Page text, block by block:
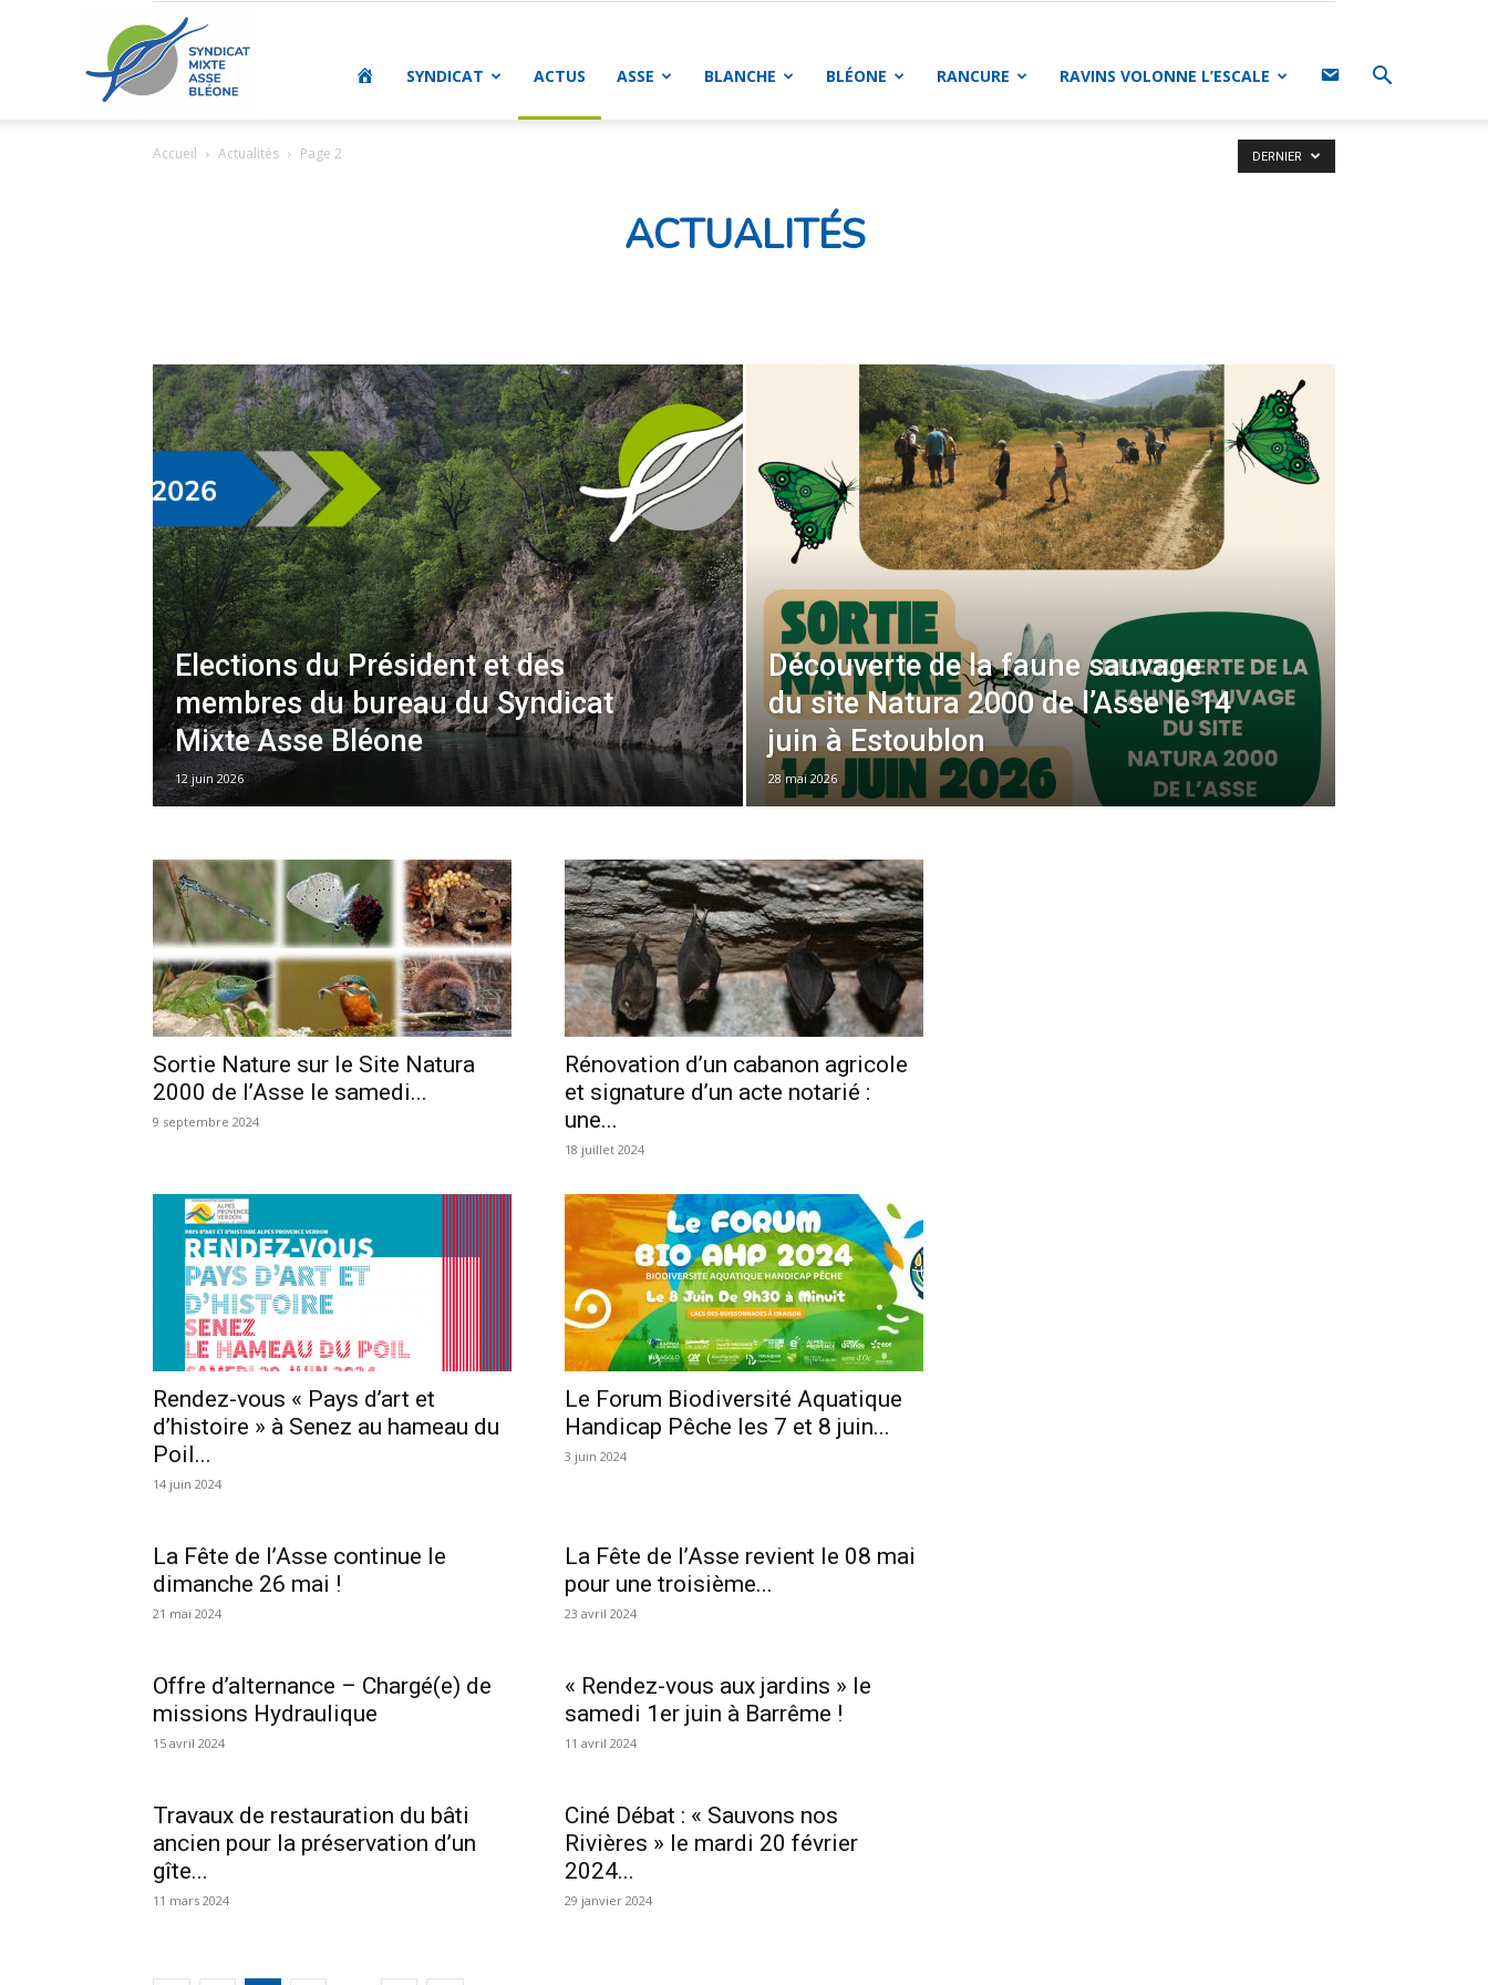
Mixte
Asse
Bléone
ACCUEIL
SYNDICAT ACTUS ASSE BLANCHE BLÉONE RANCURE RAVINS VOLONNE L’ESCALE CONTACT
Accueil Actualités Page 2
ACTUALITÉS
DERNIER
Elections du Président et des
membres du bureau du Syndicat
Mixte Asse Bléone
12 juin 2026
Découverte de la faune sauvage
du site Natura 2000 de l’Asse le 14
juin à Estoublon
28 mai 2026
Sortie Nature sur le Site Natura
2000 de l’Asse le samedi...
9 septembre 2024
Rénovation d’un cabanon agricole
et signature d’un acte notarié :
une...
18 juillet 2024
Rendez-vous « Pays d’art et
d’histoire » à Senez au hameau du
Poil...
14 juin 2024
Le Forum Biodiversité Aquatique
Handicap Pêche les 7 et 8 juin...
3 juin 2024
La Fête de l’Asse continue le
dimanche 26 mai !
21 mai 2024
La Fête de l’Asse revient le 08 mai
pour une troisième...
23 avril 2024
Offre d’alternance – Chargé(e) de
missions Hydraulique
15 avril 2024
« Rendez-vous aux jardins » le
samedi 1er juin à Barrême !
11 avril 2024
Travaux de restauration du bâti
ancien pour la préservation d’un
gîte...
11 mars 2024
Ciné Débat : « Sauvons nos
Rivières » le mardi 20 février
2024...
29 janvier 2024